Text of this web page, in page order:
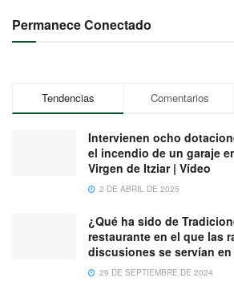
Permanece Conectado
Tendencias Comentarios
Intervienen ocho
el incendio de un garaje
Virgen de Itziar | Vídeo
2 DE ABRIL DE 2025
¿Qué ha sido de
restaurante en el que las
discusiones se servían
29 DE SEPTIEMBRE DE 2024